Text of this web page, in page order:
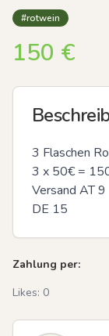
#rotwein
150 €
3 Flaschen
3 x 50€ =
Versand AT 9
DE 15
Zahlung per:
Likes: 0